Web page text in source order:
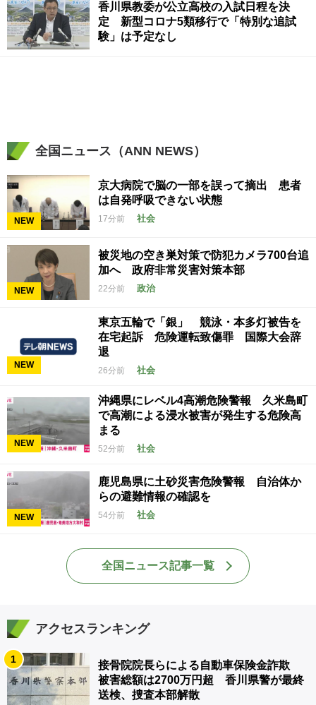
香川県教委が公立高校の入試日程を決
定 新型コロナ5類移行で「特別な追試
験」は予定なし
全国ニュース（ANN NEWS）
NEW
京大病院で脳の一部を誤って摘出 患者
は自発呼吸できない状態
17分前 社会
NEW
被災地の空き巣対策で防犯カメラ700台追
加へ 政府非常災害対策本部
22分前 政治
NEW
東京五輪で「銀」 競泳・本多灯被告を
在宅起訴 危険運転致傷罪 国際大会辞
退
26分前 社会
NEW
沖縄県にレベル4高潮危険警報 久米島町
で高潮による浸水被害が発生する危険高
まる
52分前 社会
NEW
鹿児島県に土砂災害危険警報 自治体か
らの避難情報の確認を
54分前 社会
全国ニュース記事一覧
アクセスランキング
1
接骨院院長らによる自動車保険金詐欺
被害総額は2700万円超 香川県警が最終
送検、捜査本部解散